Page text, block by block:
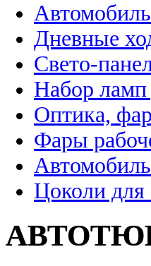
Дневные
Свето-
Набор ламп
Оптика,
Фары
Цоколи